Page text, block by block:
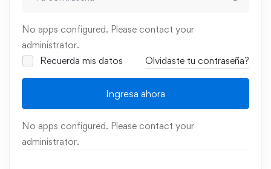
No apps configured. Please contact your
administrator.
Recuerda mis datos
Olvidaste tu contraseña?
Ingresa ahora
No apps configured. Please contact your
administrator.